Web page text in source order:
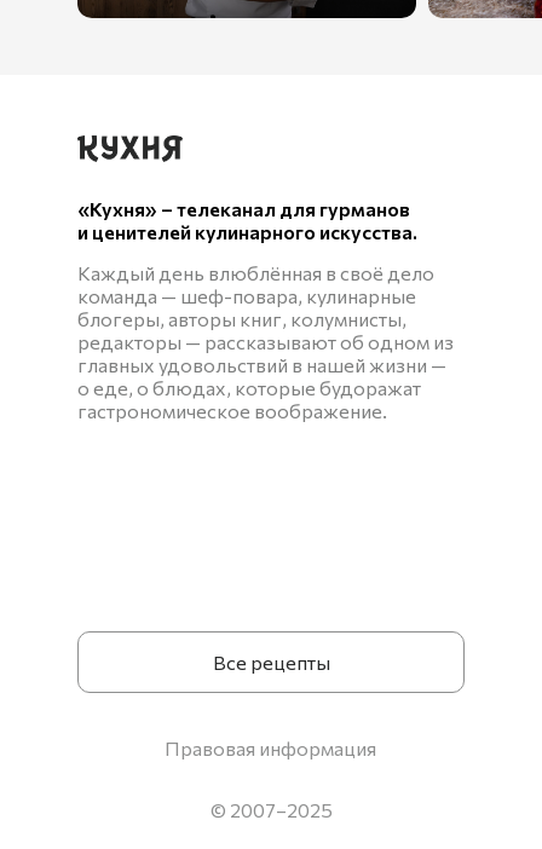
© 2007–2025
Правовая информация
«Кухня» – телеканал для гурманов
и ценителей кулинарного искусства.
Каждый день влюблённая в своё дело
команда — шеф-повара, кулинарные
блогеры, авторы книг, колумнисты,
редакторы — рассказывают об одном из
главных удовольствий в нашей жизни —
о еде, о блюдах, которые будоражат
гастрономическое воображение.
Все рецепты